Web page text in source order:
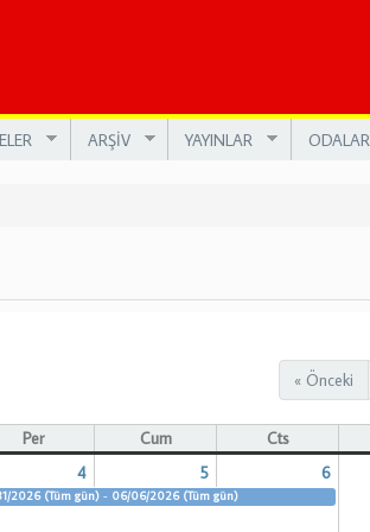
ARŞİV YAYINLAR ODALAR
« Önceki
Per Cum Cts
4 5 6
2026 (Tüm gün) - 06/06/2026 (Tüm gün)